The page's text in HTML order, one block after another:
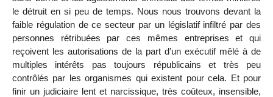
le détruit en si peu de temps. Nous nous trouvons devant la
faible régulation de ce secteur par un législatif infiltré par des
personnes rétribuées par ces mêmes entreprises et qui
reçoivent les autorisations de la part d’un exécutif mêlé à de
multiples intérêts pas toujours républicains et très peu
contrôlés par les organismes qui existent pour cela. Et pour
finir un judiciaire lent et narcissique, très coûteux, insensible,